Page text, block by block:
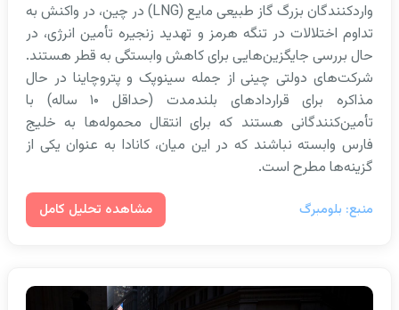
واردکنندگان بزرگ گاز طبیعی مایع (LNG) در چین، در واکنش به
تداوم اختلالات در تنگه هرمز و تهدید زنجیره تأمین انرژی، در
حال بررسی جایگزین‌هایی برای کاهش وابستگی به قطر هستند.
شرکت‌های دولتی چینی از جمله سینوپک و پتروچاینا در حال
مذاکره برای قراردادهای بلندمدت (حداقل ۱۰ ساله) با
تأمین‌کنندگانی هستند که برای انتقال محموله‌ها به خلیج
فارس وابسته نباشند که در این میان، کانادا به عنوان یکی از
گزینه‌ها مطرح است.
منبع: بلومبرگ مشاهده تحلیل کامل